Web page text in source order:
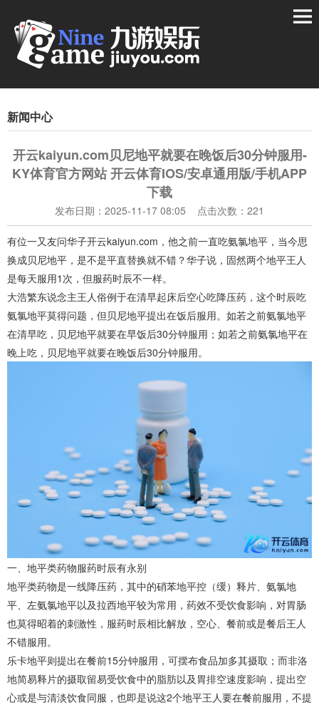
新闻中心
开云kaiyun.com贝尼地平就要在晚饭后30分钟服用-
KY体育官方网站 开云体育IOS/安卓通用版/手机APP
下载
发布日期：2025-11-17 08:05 点击次数：221
有位一又友问华子开云kaiyun.com，他之前一直吃氨氯地平，当今思
换成贝尼地平，是不是平直替换就不错？华子说，固然两个地平王人
是每天服用1次，但服药时辰不一样。
大浩繁东说念主王人俗例于在清早起床后空心吃降压药，这个时辰吃
氨氯地平莫得问题，但贝尼地平提出在饭后服用。如若之前氨氯地平
在清早吃，贝尼地平就要在早饭后30分钟服用；如若之前氨氯地平在
晚上吃，贝尼地平就要在晚饭后30分钟服用。
一、地平类药物服药时辰有永别
地平类药物是一线降压药，其中的硝苯地平控（缓）释片、氨氯地
平、左氨氯地平以及拉西地平较为常用，药效不受饮食影响，对胃肠
也莫得昭着的刺激性，服药时辰相比解放，空心、餐前或是餐后王人
不错服用。
乐卡地平则提出在餐前15分钟服用，可摆布食品加多其摄取；而非洛
地简易释片的摄取留易受饮食中的脂肪以及胃排空速度影响，提出空
心或是与清淡饮食同服，也即是说这2个地平王人要在餐前服用，不提